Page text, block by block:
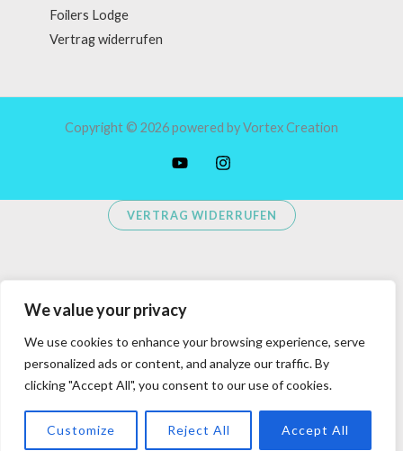
We value your privacy
We use cookies to enhance your browsing experience, serve
personalized ads or content, and analyze our traffic. By
clicking "Accept All", you consent to our use of cookies.
Customize Reject All Accept All
Foilers Lodge
Vertrag widerrufen
Copyright © 2026 powered by Vortex Creation
VERTRAG WIDERRUFEN